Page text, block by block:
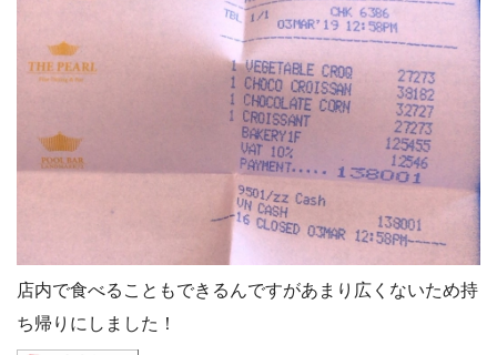
店内で食べることもできるんですがあまり広くないため持
ち帰りにしました！